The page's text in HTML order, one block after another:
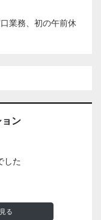
業務、初の午前休
ン
した
る